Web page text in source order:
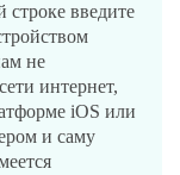
строке введите
не
интернет,
iOS или
и саму